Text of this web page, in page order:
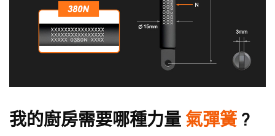
我的廚房需要哪種力量 氣彈簧 ?